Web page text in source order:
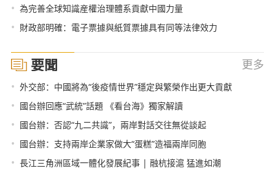
• 為完善全球知識産權治理體系貢獻中國力量
• 財政部明確：電子票據與紙質票據具有同等法律效力
要聞 更多
• 外交部：中國將為“後疫情世界”穩定與繁榮作出更大貢獻
• 國台辦回應“武統”話題 《看台海》獨家解讀
• 國台辦：否認“九二共識”，兩岸對話交往無從談起
• 國台辦：支持兩岸企業家做大“蛋糕”造福兩岸同胞
• 長江三角洲區域一體化發展紀事 | 融杭接滬 猛進如潮